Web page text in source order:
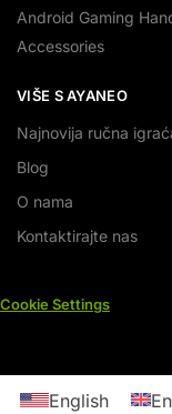
Android Gaming
Accessories
VIŠE S AYANEO
Najnovija ručna
Blog
O nama
Kontaktirajte nas
Cookie Settings
English